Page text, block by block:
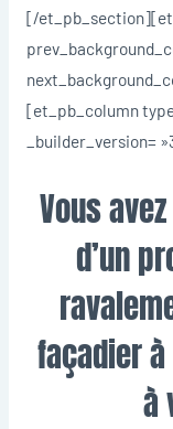
[/
[et_pb_column
_builder_version=
Vous
d’un
façadier
à